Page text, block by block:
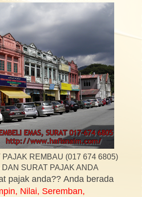
REMBAU (017 674 6805)
SURAT PAJAK ANDA
pajak anda?? Anda berada
Nilai, Seremban,